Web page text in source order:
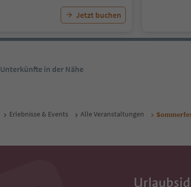
Jetzt buchen
Unterkünfte in der Nähe
Erlebnisse & Events Alle Veranstaltungen